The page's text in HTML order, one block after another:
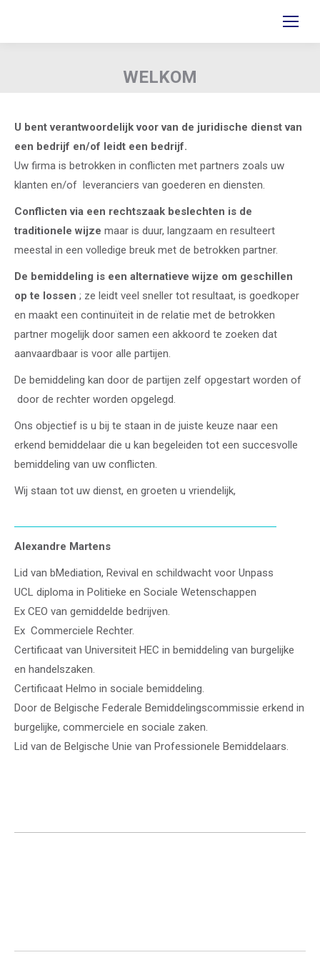
WELKOM
U bent verantwoordelijk voor van de juridische dienst van
een bedrijf en/of leidt een bedrijf.
Uw firma is betrokken in conflicten met partners zoals uw
klanten en/of leveranciers van goederen en diensten.
Conflicten via een rechtszaak beslechten is de
traditionele wijze maar is duur, langzaam en resulteert
meestal in een volledige breuk met de betrokken partner.
De bemiddeling is een alternatieve wijze om geschillen
op te lossen ; ze leidt veel sneller tot resultaat, is goedkoper
en maakt een continuïteit in de relatie met de betrokken
partner mogelijk door samen een akkoord te zoeken dat
aanvaardbaar is voor alle partijen.
De bemiddeling kan door de partijen zelf opgestart worden of
door de rechter worden opgelegd.
Ons objectief is u bij te staan in de juiste keuze naar een
erkend bemiddelaar die u kan begeleiden tot een succesvolle
bemiddeling van uw conflicten.
Wij staan tot uw dienst, en groeten u vriendelijk,
Alexandre Martens
Lid van bMediation, Revival en schildwacht voor Unpass
UCL diploma in Politieke en Sociale Wetenschappen
Ex CEO van gemiddelde bedrijven.
Ex Commerciele Rechter.
Certificaat van Universiteit HEC in bemiddeling van burgelijke
en handelszaken.
Certificaat Helmo in sociale bemiddeling.
Door de Belgische Federale Bemiddelingscommissie erkend in
burgelijke, commerciele en sociale zaken.
Lid van de Belgische Unie van Professionele Bemiddelaars.